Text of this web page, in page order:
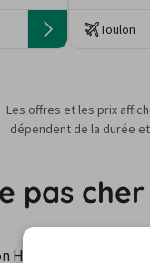
Toulon
Les offres et les prix
dépendent de la durée
pas
Hyères, que vous